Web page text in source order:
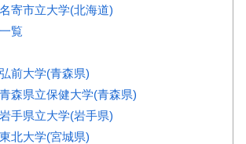
寄市立大学(北海道)
覧
前大学(青森県)
森県立保健大学(青森県)
手県立大学(岩手県)
北大学(宮城県)